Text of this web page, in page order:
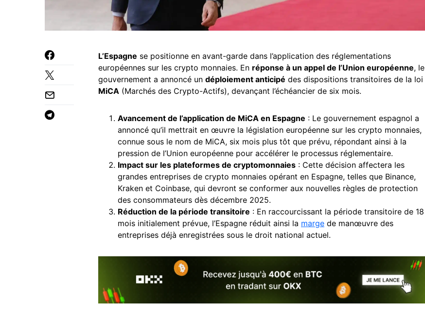
L’Espagne se positionne en avant-garde dans l’application des réglementations
européennes sur les crypto monnaies. En réponse à un appel de l’Union européenne, le
gouvernement a annoncé un déploiement anticipé des dispositions transitoires de la loi
MiCA (Marchés des Crypto-Actifs), devançant l’échéancier de six mois.
Avancement de l’application de MiCA en Espagne : Le gouvernement espagnol a
annoncé qu’il mettrait en œuvre la législation européenne sur les crypto monnaies,
connue sous le nom de MiCA, six mois plus tôt que prévu, répondant ainsi à la
pression de l’Union européenne pour accélérer le processus réglementaire.
Impact sur les plateformes de cryptomonnaies : Cette décision affectera les
grandes entreprises de crypto monnaies opérant en Espagne, telles que Binance,
Kraken et Coinbase, qui devront se conformer aux nouvelles règles de protection
des consommateurs dès décembre 2025.
Réduction de la période transitoire : En raccourcissant la période transitoire de 18
mois initialement prévue, l’Espagne réduit ainsi la marge de manœuvre des
entreprises déjà enregistrées sous le droit national actuel.